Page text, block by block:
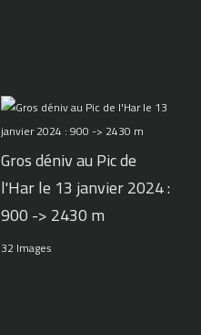
Gros déniv au Pic de
l'Har le 13 janvier 2024 :
900 -> 2430 m
32 Images